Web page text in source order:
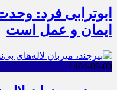
ابوترابی فرد:
ایمان و عمل است
1404-09-03